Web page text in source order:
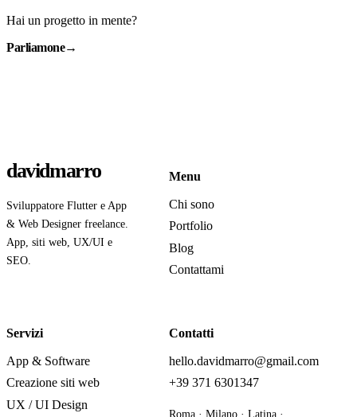
Hai un progetto in mente?
Parliamone→
davidmarro
Sviluppatore Flutter e App
& Web Designer freelance.
App, siti web, UX/UI e
SEO.
Menu
Chi sono
Portfolio
Blog
Contattami
Servizi
App & Software
Creazione siti web
UX / UI Design
Contatti
hello.davidmarro@gmail.com
+39 371 6301347
Roma · Milano · Latina ·